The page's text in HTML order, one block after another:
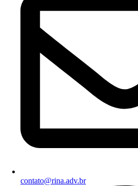
contato@rina.adv.br